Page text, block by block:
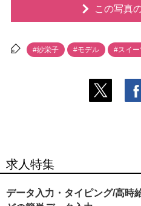
この写真
#紗栄子 #モデル #スイー
求人特集
データ入力・タイピング/高時